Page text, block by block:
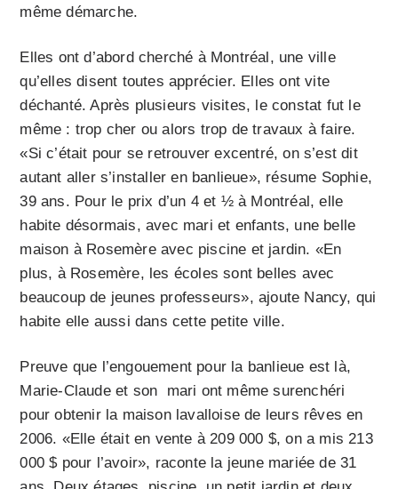
même démarche.
Elles ont d’abord cherché à Montréal, une ville
qu’elles disent toutes apprécier. Elles ont vite
déchanté. Après plusieurs visites, le constat fut le
même : trop cher ou alors trop de travaux à faire.
«Si c’était pour se retrouver excentré, on s’est dit
autant aller s’installer en banlieue», résume Sophie,
39 ans. Pour le prix d’un 4 et ½ à Montréal, elle
habite désormais, avec mari et enfants, une belle
maison à Rosemère avec piscine et jardin. «En
plus, à Rosemère, les écoles sont belles avec
beaucoup de jeunes professeurs», ajoute Nancy, qui
habite elle aussi dans cette petite ville.
Preuve que l’engouement pour la banlieue est là,
Marie-Claude et son mari ont même surenchéri
pour obtenir la maison lavalloise de leurs rêves en
2006. «Elle était en vente à 209 000 $, on a mis 213
000 $ pour l’avoir», raconte la jeune mariée de 31